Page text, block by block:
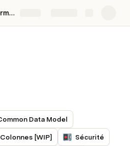
Power Platform - Apps - Automate - SharePoint
Data Model
Colonnes [WIP] Sécurité